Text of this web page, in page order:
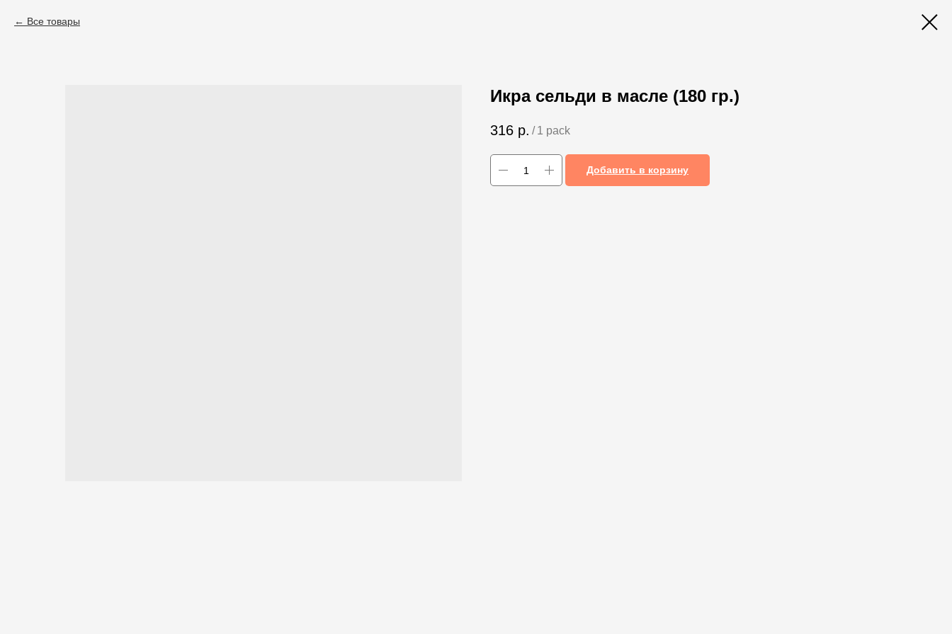
Все товары
Икра сельди в масле (180 гр.)
316 р. / 1 pack
Добавить в корзину